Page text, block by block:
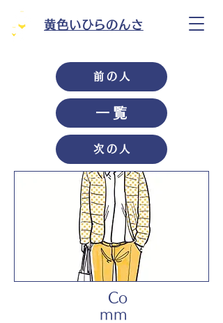
黄色いひらのんさ
前の人
一覧
次の人
Co
mm